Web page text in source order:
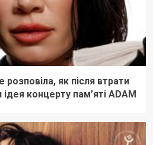
як після втрати
концерту пам’яті ADAM